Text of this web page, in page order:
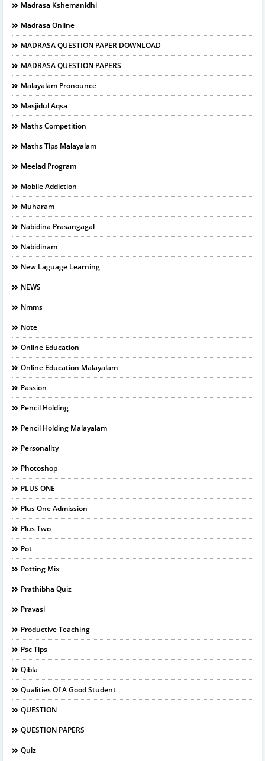
Madrasa Kshemanidhi
Madrasa Online
MADRASA QUESTION PAPER DOWNLOAD
MADRASA QUESTION PAPERS
Malayalam Pronounce
Masjidul Aqsa
Maths Competition
Maths Tips Malayalam
Meelad Program
Mobile Addiction
Muharam
Nabidina Prasangagal
Nabidinam
New Laguage Learning
NEWS
Nmms
Note
Online Education
Online Education Malayalam
Passion
Pencil Holding
Pencil Holding Malayalam
Personality
Photoshop
PLUS ONE
Plus One Admission
Plus Two
Pot
Potting Mix
Prathibha Quiz
Pravasi
Productive Teaching
Psc Tips
Qibla
Qualities Of A Good Student
QUESTION
QUESTION PAPERS
Quiz